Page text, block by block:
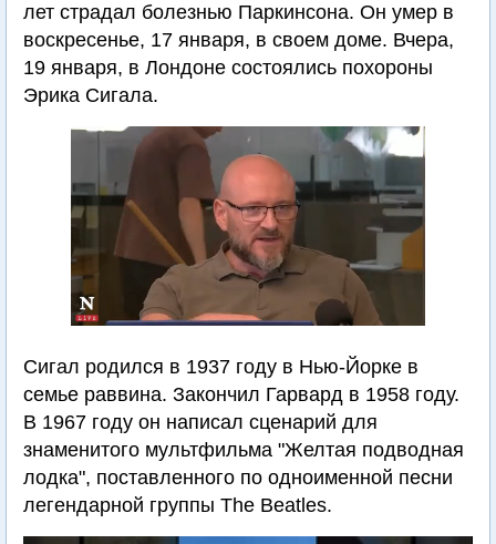
лет страдал болезнью Паркинсона. Он умер в
воскресенье, 17 января, в своем доме. Вчера,
19 января, в Лондоне состоялись похороны
Эрика Сигала.
Сигал родился в 1937 году в Нью-Йорке в
семье раввина. Закончил Гарвард в 1958 году.
В 1967 году он написал сценарий для
знаменитого мультфильма "Желтая подводная
лодка", поставленного по одноименной песни
легендарной группы The Beatles.